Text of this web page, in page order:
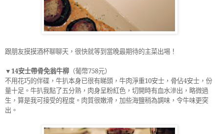
跟朋友摸摸酒杯聊聊天，很快就等到當晚最期待的主菜出埸！
▼14安士帶骨免翁牛柳 （葡幣758元）
不用花巧的伴碟，牛扒本身已很有睇頭，牛肉淨重10安士，骨佔4安士，份
量十足。牛扒我點了五分熟，肉身呈粉紅色，切開時有血水滲出，略微過
生，算是我可接受的程度。肉質很嫩滑，加些海鹽稍為調味，令牛味更突
出。